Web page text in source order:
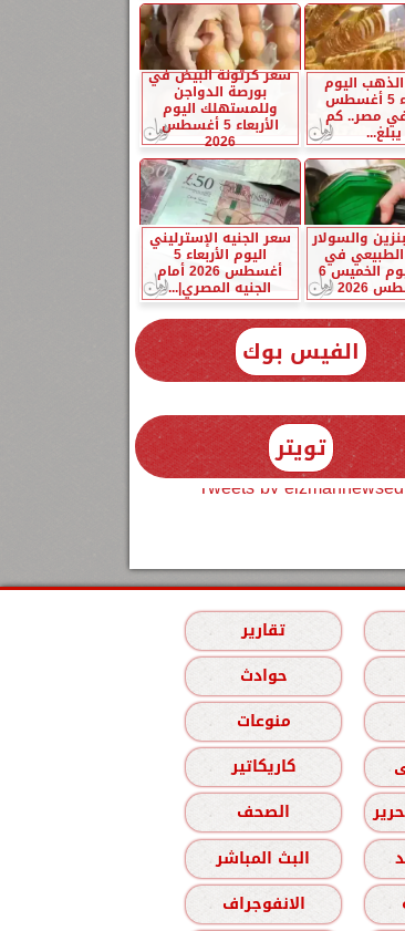
اليوم
الأربعاء 5 أغسطس
في مصر.. كم
يبلغ...
سعر كرتونة البيض في
بورصة الدواجن
وللمستهلك اليوم
الأربعاء 5 أغسطس
2026
والسولار
الطبيعي في
مصر اليوم الخميس 6
2026
سعر الجنيه الإسترليني
اليوم الأربعاء 5
أغسطس 2026 أمام
الجنيه المصري|...
الفيس بوك
تويتر
Tweets by elzmannewseg
تقارير
حوادث
منوعات
كاريكاتير
الصحف
البث المباشر
الانفوجراف